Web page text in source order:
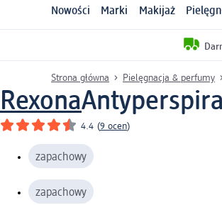
Nowości Marki Makijaż
Strona główna Pielęgnacja & perfumy
Rexona
4.4 (9 ocen)
zapachowy
zapachowy